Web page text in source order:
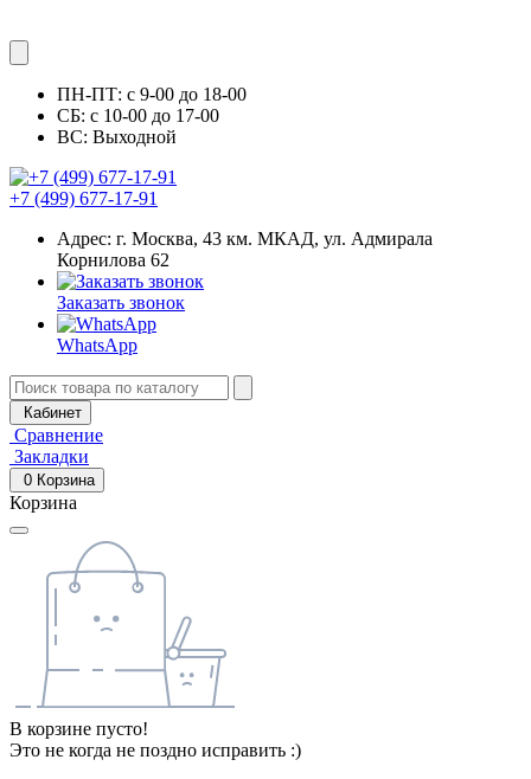
ПН-ПТ: с 9-00 до 18-00
СБ: с 10-00 до 17-00
ВС: Выходной
+7 (499) 677-17-91
Адрес: г. Москва, 43 км. МКАД, ул. Адмирала
Корнилова 62
Заказать звонок
WhatsApp
Кабинет
Сравнение
Закладки
0 Корзина
Корзина
В корзине пусто!
Это не когда не поздно исправить :)